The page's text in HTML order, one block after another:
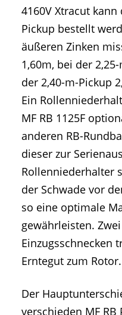
4160V Xtracut
Pickup bestellt
äußeren Zinken
1,60m, bei der
der 2,40-m-Pickup
Ein
MF RB 1125F
anderen RB-
dieser zur
Rollenniederhalter
der Schwade vor
so eine optimale
gewährleisten.
Einzugsschnecken
Erntegut zum Rotor.
Der
verschieden MF